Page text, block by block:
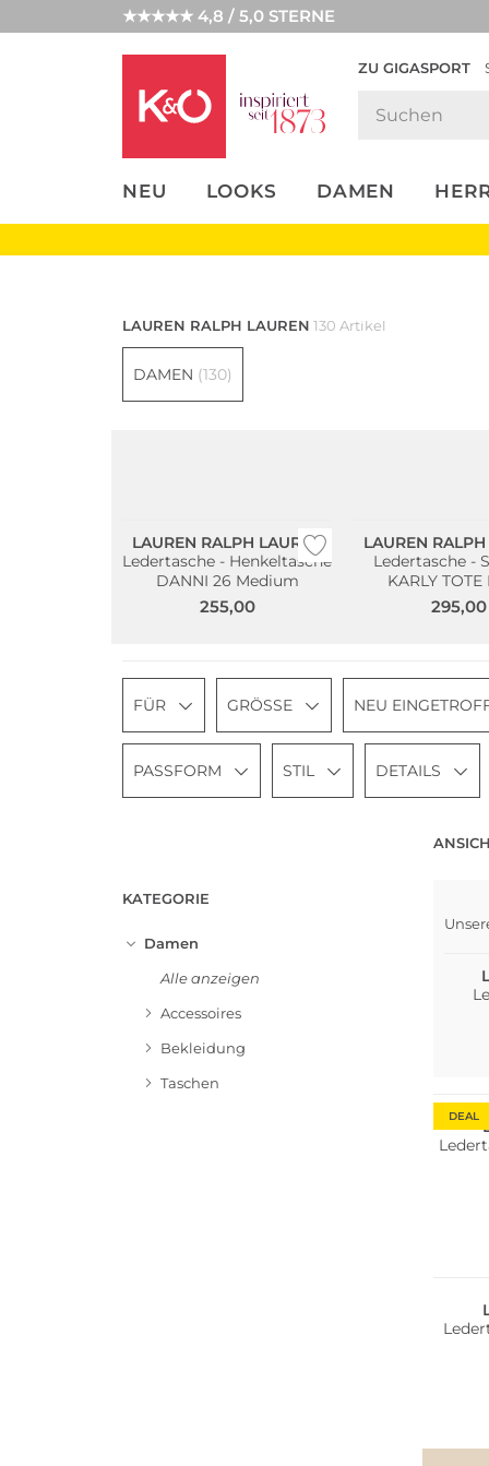
★★★★★ 4,8 / 5,0 STERNE
ZU GIGASPORT
NEU LOOKS DAMEN
UNSERE APP
CLICK &
LAUREN RALPH LAUREN 130 Artikel
DAMEN (130)
LAUREN RALPH LAUREN
Ledertasche - Henkeltasche
DANNI 26 Medium
255,00
LAUREN
Ledertasche -
KARLY
295,00
FÜR GRÖSSE NEU
PASSFORM STIL DETAILS
KATEGORIE
Damen
Alle anzeigen
Accessoires
Bekleidung
Taschen
DEAL